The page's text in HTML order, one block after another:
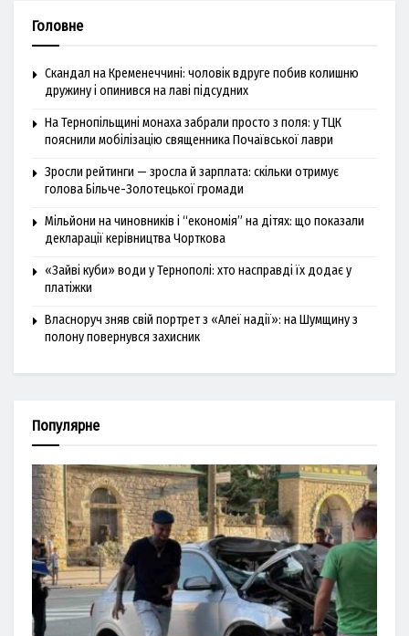
Головне
Скандал на Кременеччині: чоловік вдруге побив колишню
дружину і опинився на лаві підсудних
На Тернопільщині монаха забрали просто з поля: у ТЦК
пояснили мобілізацію священника Почаївської лаври
Зросли рейтинги — зросла й зарплата: скільки отримує
голова Більче-Золотецької громади
Мільйони на чиновників і “економія” на дітях: що показали
декларації керівництва Чорткова
«Зайві куби» води у Тернополі: хто насправді їх додає у
платіжки
Власноруч зняв свій портрет з «Алеї надії»: на Шумщину з
полону повернувся захисник
Популярне